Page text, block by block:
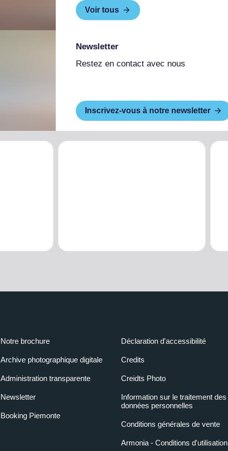
Voir tous
Newsletter
Restez en contact avec nous
Inscrivez-vous à notre newsletter
Notre brochure
Archive photographique digitale
Administration transparente
Newsletter
Booking Piemonte
Déclaration d'accessibilité
Credits
Creidts Photo
Information sur le traitement des
données personnelles
Conditions générales de vente
Armonia - Conditions d'utilisation